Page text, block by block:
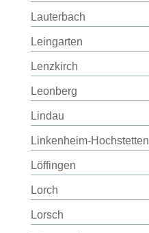
Lauterbach
Leingarten
Lenzkirch
Leonberg
Lindau
Linkenheim-Hochstetten
Löffingen
Lorch
Lorsch